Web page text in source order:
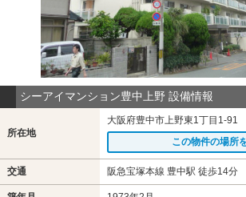
シーアイマンション豊中上野 設備情報
所在地
大阪府豊中市上野東1丁目1-91
この物件の場所
交通 阪急宝塚本線 豊中駅 徒歩14分